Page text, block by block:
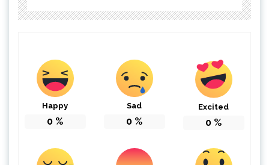
Happy
0 %
Sad
0 %
Excited
0 %